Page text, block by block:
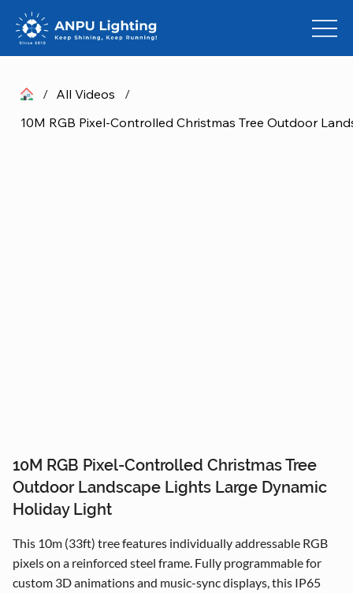
/ All Videos /
10M RGB Pixel-Controlled Christmas Tree
Outdoor Landscape Lights Large Dynamic
Holiday Light
This 10m (33ft) tree features individually addressable RGB
pixels on a reinforced steel frame. Fully programmable for
custom 3D animations and music-sync displays, this IP65